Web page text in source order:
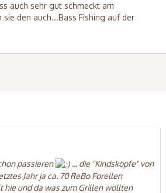
auch sehr gut schmeckt am
den auch...Bass Fishing auf der
passieren
... die "Kindsköpfe" von
Jahr ja ca. 70 ReBo Forellen
hie und da was zum Grillen wollten